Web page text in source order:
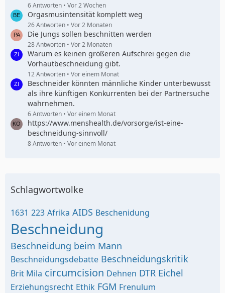
6 Antworten Vor 2 Wochen
Orgasmusintensität komplett weg
26 Antworten Vor 2 Monaten
Die Jungs sollen beschnitten werden
28 Antworten Vor 2 Monaten
Warum es keinen größeren Aufschrei gegen die
Vorhautbeschneidung gibt.
12 Antworten Vor einem Monat
Beschneider könnten männliche Kinder unterbewusst
als ihre künftigen Konkurrenten bei der Partnersuche
wahrnehmen.
6 Antworten Vor einem Monat
https://www.menshealth.de/vorsorge/ist-eine-
beschneidung-sinnvoll/
8 Antworten Vor einem Monat
Schlagwortwolke
1631 223 Afrika AIDS Beschenidung
Beschneidung
Beschneidung beim Mann
Beschneidungsdebatte Beschneidungskritik
Brit Mila circumcision Dehnen DTR Eichel
Erziehungsrecht Ethik FGM Frenulum